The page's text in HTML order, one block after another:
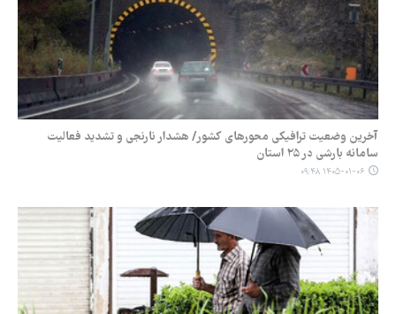
آخرین وضعیت ترافیکی محورهای کشور/ هشدار نارنجی و تشدید فعالیت
سامانه بارشی در ۲۵ استان
۱۴۰۵-۰۱-۰۶ ۰۹:۴۸